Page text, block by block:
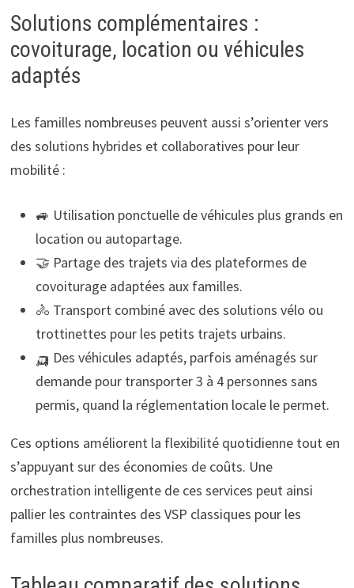
Solutions complémentaires :
covoiturage, location ou véhicules
adaptés
Les familles nombreuses peuvent aussi s’orienter vers
des solutions hybrides et collaboratives pour leur
mobilité :
🚙 Utilisation ponctuelle de véhicules plus grands en
location ou autopartage.
🤝 Partage des trajets via des plateformes de
covoiturage adaptées aux familles.
🚴 Transport combiné avec des solutions vélo ou
trottinettes pour les petits trajets urbains.
🛺 Des véhicules adaptés, parfois aménagés sur
demande pour transporter 3 à 4 personnes sans
permis, quand la réglementation locale le permet.
Ces options améliorent la flexibilité quotidienne tout en
s’appuyant sur des économies de coûts. Une
orchestration intelligente de ces services peut ainsi
pallier les contraintes des VSP classiques pour les
familles plus nombreuses.